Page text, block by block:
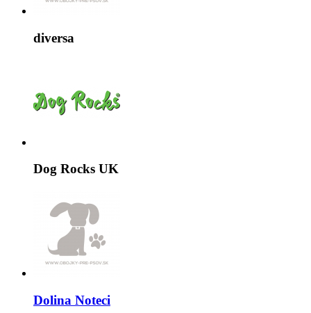
diversa
Dog Rocks UK
Dolina Noteci